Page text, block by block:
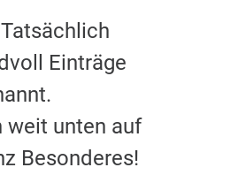
Einträge
weit unten auf
Besonderes!